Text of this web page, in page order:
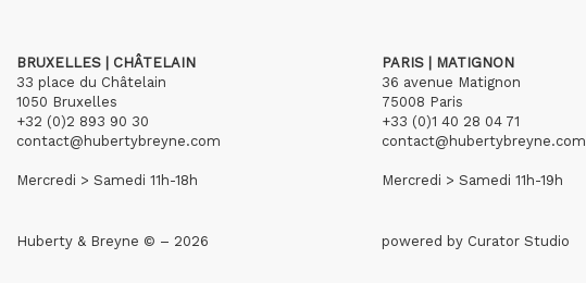
BRUXELLES | CHÂTELAIN
33 place du Châtelain
1050 Bruxelles
+32 (0)2 893 90 30
contact@hubertybreyne.com
Mercredi > Samedi 11h-18h
PARIS | MATIGNON
36 avenue Matignon
75008 Paris
+33 (0)1 40 28 04 71
contact@hubertybreyne.com
Mercredi > Samedi 11h-19h
Huberty & Breyne © – 2026 powered by Curator Studio